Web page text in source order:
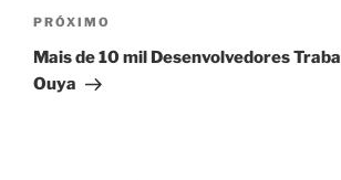
Próximo
post
PRÓXIMO
Mais de 10 mil Desenvolvedores
Ouya